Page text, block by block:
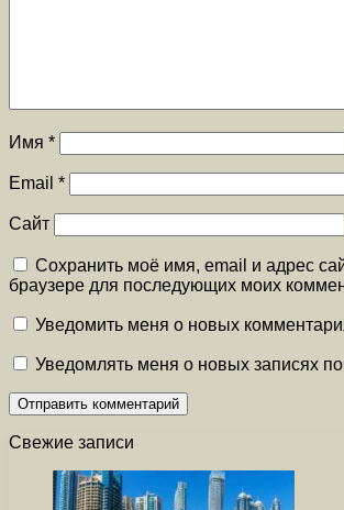
Имя *
Email *
Сайт
Сохранить моё имя, email и адрес
браузере для последующих моих
Уведомить меня о новых
Уведомлять меня о новых записях
Свежие записи